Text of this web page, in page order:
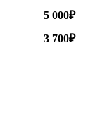
5 000₽
3 700₽